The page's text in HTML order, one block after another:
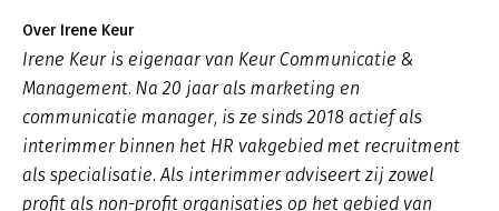
Over Irene Keur
Irene Keur is eigenaar van Keur Communicatie &
Management. Na 20 jaar als marketing en
communicatie manager, is ze sinds 2018 actief als
interimmer binnen het HR vakgebied met recruitment
als specialisatie. Als interimmer adviseert zij zowel
profit als non-profit organisaties op het gebied van